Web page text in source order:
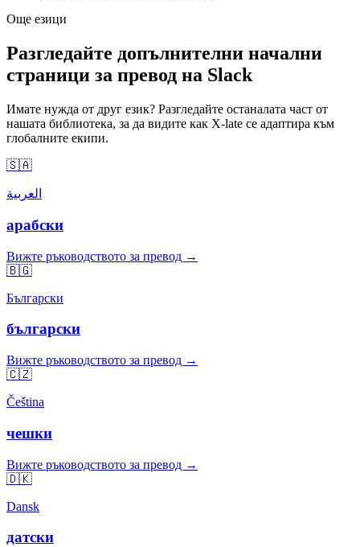
Още езици
Разгледайте допълнителни начални
страници за превод на Slack
Имате нужда от друг език? Разгледайте останалата част от
нашата библиотека, за да видите как X-late се адаптира към
глобалните екипи.
🇸🇦
العربية
арабски
Вижте ръководството за превод →
🇧🇬
Български
български
Вижте ръководството за превод →
🇨🇿
Čeština
чешки
Вижте ръководството за превод →
🇩🇰
Dansk
датски